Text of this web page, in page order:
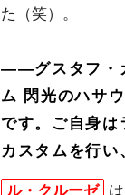
た（笑）。
――グスタフ・
ム 閃光のハサ
です。ご自身は
カスタムを行い
ル・クルーゼ